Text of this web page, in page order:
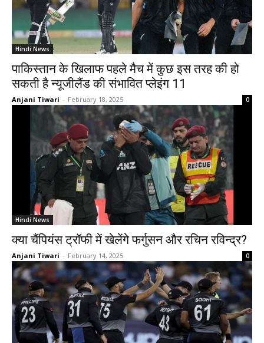
Hindi News
पाकिस्तान के खिलाफ पहले मैच में कुछ इस तरह की हो
सकती है न्यूजीलैंड की संभावित प्लेइंग 11
Anjani Tiwari - February 18, 2025 0
Hindi News
क्या चैंपियंस ट्रॉफी में खेलेंगे फर्गुसन और रचिन रविन्द्र?
Anjani Tiwari - February 14, 2025 0